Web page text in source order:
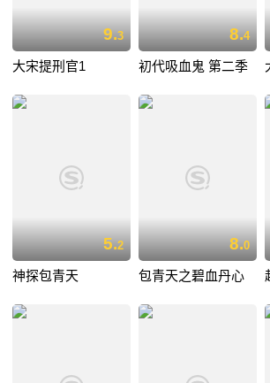
9.3
大宋提刑官1
8.4
初代吸血鬼 第二季
5.2
神探包青天
8.0
包青天之碧血丹心